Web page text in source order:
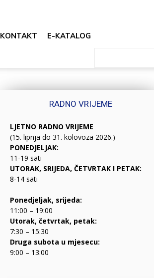
KONTAKT E-KATALOG
RADNO VRIJEME
LJETNO RADNO VRIJEME
(15. lipnja do 31. kolovoza 2026.)
PONEDJELJAK:
11-19 sati
UTORAK, SRIJEDA, ČETVRTAK I PETAK:
8-14 sati
Ponedjeljak, srijeda:
11:00 – 19:00
Utorak, četvrtak, petak:
7:30 – 15:30
Druga subota u mjesecu:
9:00 – 13:00